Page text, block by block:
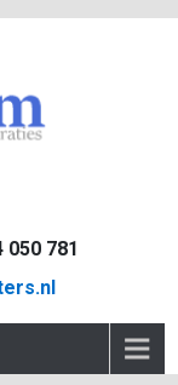
050 781